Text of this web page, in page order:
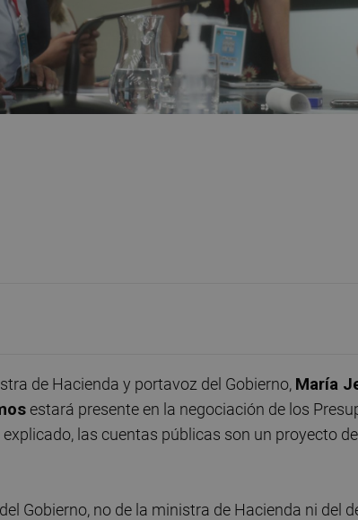
de Hacienda y portavoz del Gobierno, María
estará presente en la negociación de los
explicado, las cuentas públicas son un proyecto
Gobierno, no de la ministra de Hacienda ni del